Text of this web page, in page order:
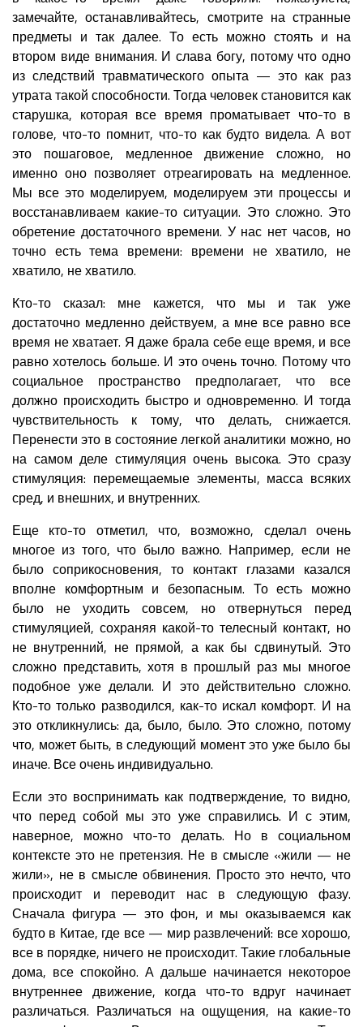
замечайте, останавливайтесь, смотрите на странные
предметы и так далее. То есть можно стоять и на
втором виде внимания. И слава богу, потому что одно
из следствий травматического опыта — это как раз
утрата такой способности. Тогда человек становится как
старушка, которая все время проматывает что-то в
голове, что-то помнит, что-то как будто видела. А вот
это пошаговое, медленное движение сложно, но
именно оно позволяет отреагировать на медленное.
Мы все это моделируем, моделируем эти процессы и
восстанавливаем какие-то ситуации. Это сложно. Это
обретение достаточного времени. У нас нет часов, но
точно есть тема времени: времени не хватило, не
хватило, не хватило.
Кто-то сказал: мне кажется, что мы и так уже
достаточно медленно действуем, а мне все равно все
время не хватает. Я даже брала себе еще время, и все
равно хотелось больше. И это очень точно. Потому что
социальное пространство предполагает, что все
должно происходить быстро и одновременно. И тогда
чувствительность к тому, что делать, снижается.
Перенести это в состояние легкой аналитики можно, но
на самом деле стимуляция очень высока. Это сразу
стимуляция: перемещаемые элементы, масса всяких
сред, и внешних, и внутренних.
Еще кто-то отметил, что, возможно, сделал очень
многое из того, что было важно. Например, если не
было соприкосновения, то контакт глазами казался
вполне комфортным и безопасным. То есть можно
было не уходить совсем, но отвернуться перед
стимуляцией, сохраняя какой-то телесный контакт, но
не внутренний, не прямой, а как бы сдвинутый. Это
сложно представить, хотя в прошлый раз мы многое
подобное уже делали. И это действительно сложно.
Кто-то только разводился, как-то искал комфорт. И на
это откликнулись: да, было, было. Это сложно, потому
что, может быть, в следующий момент это уже было бы
иначе. Все очень индивидуально.
Если это воспринимать как подтверждение, то видно,
что перед собой мы это уже справились. И с этим,
наверное, можно что-то делать. Но в социальном
контексте это не претензия. Не в смысле «жили — не
жили», не в смысле обвинения. Просто это нечто, что
происходит и переводит нас в следующую фазу.
Сначала фигура — это фон, и мы оказываемся как
будто в Китае, где все — мир развлечений: все хорошо,
все в порядке, ничего не происходит. Такие глобальные
дома, все спокойно. А дальше начинается некоторое
внутреннее движение, когда что-то вдруг начинает
различаться. Различаться на ощущения, на какие-то